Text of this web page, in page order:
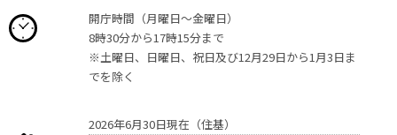
開庁時間（月曜日〜金曜日）
8時30分から17時15分まで
※土曜日、日曜日、祝日及び12月29日から1月3日ま
でを除く
2026年6月30日現在（住基）